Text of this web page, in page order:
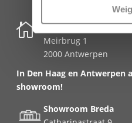
2595 AR Den Haag

België
Meirbrug 1
2000 Antwerpen
In Den Haag en Antwerpen
showroom!
Showroom Breda